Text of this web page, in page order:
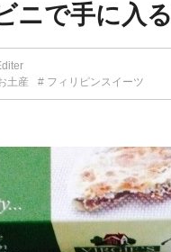
ニで手に入
土産 フィリピンスイーツ